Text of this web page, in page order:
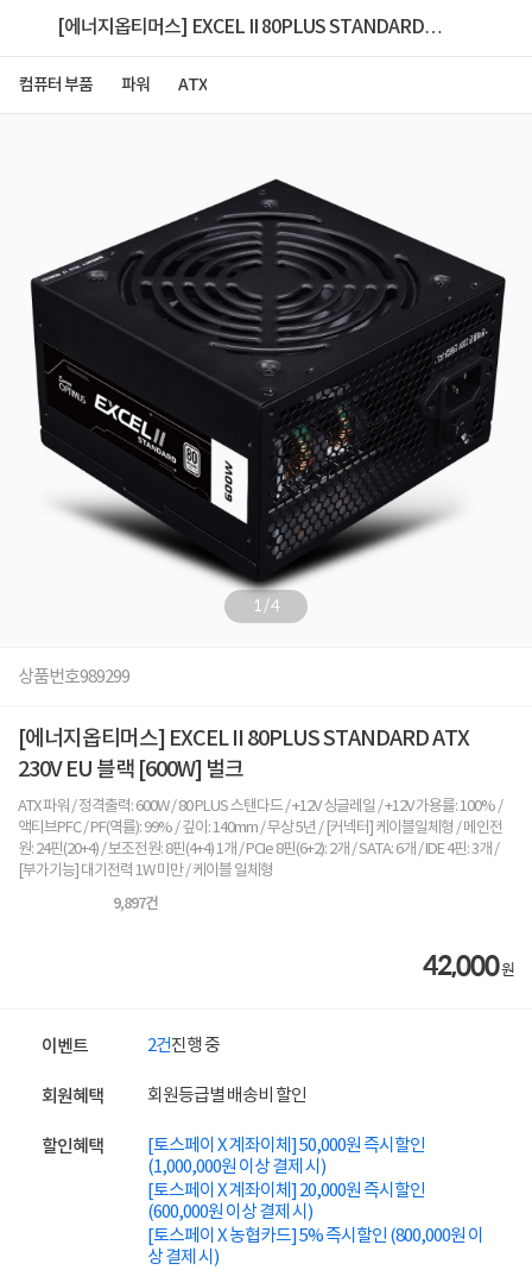
[에너지옵티머스] EXCEL II 80PLUS STANDARD
컴퓨터 부품 파워 ATX
1/4
상품번호989299
[에너지옵티머스] EXCEL II 80PLUS STANDARD ATX
230V EU 블랙 [600W] 벌크
ATX 파워 / 정격출력: 600W / 80 PLUS 스탠다드 / +12V 싱글레일 / +12V 가용률: 100% /
액티브PFC / PF(역률): 99% / 깊이: 140mm / 무상 5년 / [커넥터] 케이블일체형 / 메인전
원: 24핀(20+4) / 보조전원: 8핀(4+4) 1개 / PCIe 8핀(6+2): 2개 / SATA: 6개 / IDE 4핀: 3개 /
[부가기능] 대기전력 1W 미만 / 케이블 일체형
9,897건
42,000원
이벤트 2건진행 중
회원혜택 회원등급별 배송비 할인
할인혜택
[토스페이 X 계좌이체] 50,000원 즉시할인
(1,000,000원 이상 결제 시)
[토스페이 X 계좌이체] 20,000원 즉시할인
(600,000원 이상 결제 시)
[토스페이 X 농협카드] 5% 즉시할인 (800,000원 이
상 결제 시)